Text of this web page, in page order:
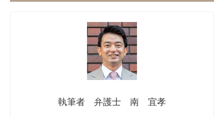
執筆者 弁護士 南 宜孝